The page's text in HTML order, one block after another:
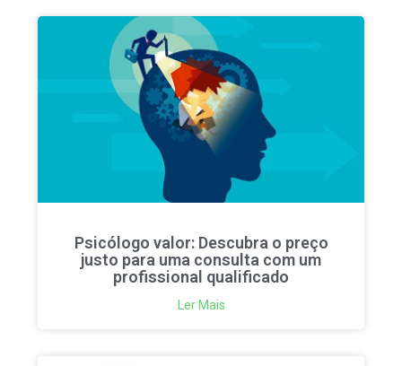
Psicólogo valor: Descubra o preço
justo para uma consulta com um
profissional qualificado
Ler Mais